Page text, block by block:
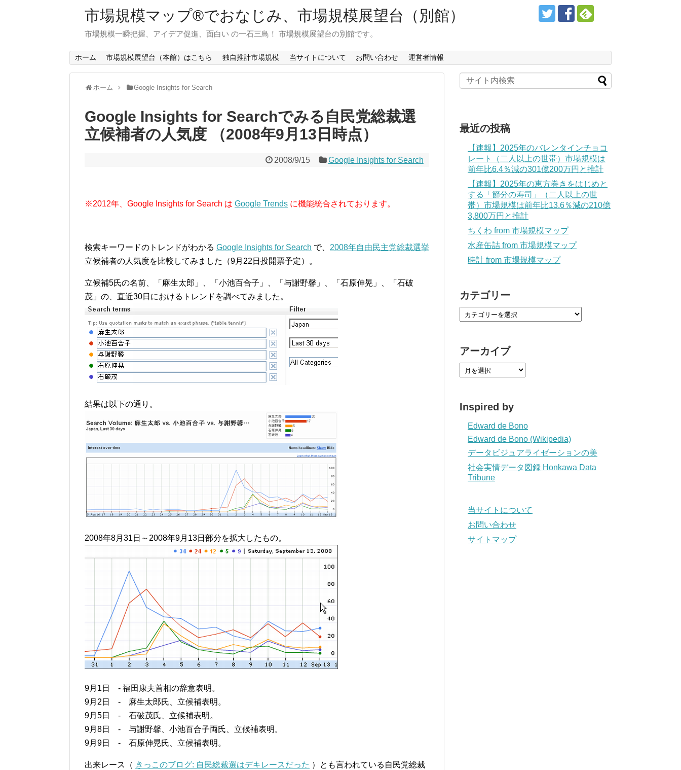
市場規模マップ®でおなじみ、市場規模展望台（別館）
市場規模一瞬把握、アイデア促進、面白い の一石三鳥！ 市場規模展望台の別館です。
ホーム 市場規模展望台（本館）はこちら 独自推計市場規模 当サイトについて お問い合わせ 運営者情報
ホーム Google Insights for Search
Google Insights for Searchでみる自民党総裁選
立候補者の人気度 （2008年9月13日時点）
2008/9/15 Google Insights for Search
※2012年、Google Insights for Search は Google Trends に機能統合されております。
検索キーワードのトレンドがわかる Google Insights for Search で、 2008年自由民主党総裁選挙
立候補者の人気度を比較してみました（9月22日投開票予定）。
立候補5氏の名前、「麻生太郎」、「小池百合子」、「与謝野馨」、「石原伸晃」、「石破
茂」の、直近30日におけるトレンドを調べてみました。
結果は以下の通り。
2008年8月31日～2008年9月13日部分を拡大したもの。
9月1日 - 福田康夫首相の辞意表明。
9月2日 - 麻生太郎氏、立候補表明。
9月5日 - 石破茂氏、立候補表明。
9月8日 - 与謝野馨、小池百合子両氏、立候補表明。
9月9日 - 石原伸晃氏、立候補表明。
出来レース（ きっこのブログ: 自民総裁選はデキレースだった ）とも言われている自民党総裁
最近の投稿
【速報】2025年のバレンタインチョコ
レート（二人以上の世帯）市場規模は
前年比6.4％減の301億200万円と推計
【速報】2025年の恵方巻きをはじめと
する「節分の寿司」（二人以上の世
帯）市場規模は前年比13.6％減の210億
3,800万円と推計
ちくわ from 市場規模マップ
水産缶詰 from 市場規模マップ
時計 from 市場規模マップ
カテゴリー
アーカイブ
Inspired by
Edward de Bono
Edward de Bono (Wikipedia)
データビジュアライゼーションの美
社会実情データ図録 Honkawa Data
Tribune
当サイトについて
お問い合わせ
サイトマップ